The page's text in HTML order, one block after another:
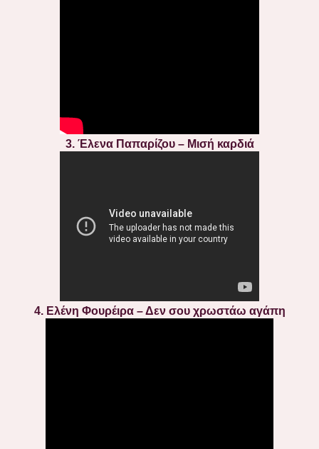
3. Έλενα Παπαρίζου – Μισή καρδιά
4. Ελένη Φουρέιρα – Δεν σου χρωστάω αγάπη